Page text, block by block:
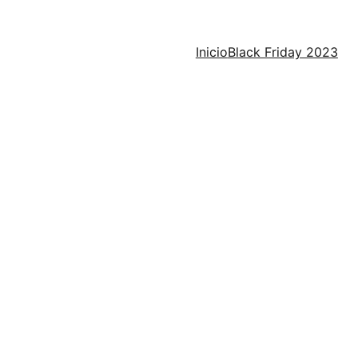
InicioBlack Friday 2023